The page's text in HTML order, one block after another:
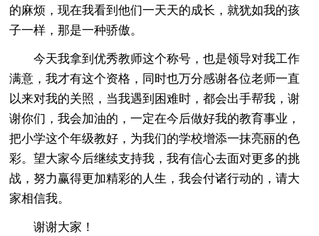
的麻烦，现在我看到他们一天天的成长，就犹如我的孩
子一样，那是一种骄傲。
今天我拿到优秀教师这个称号，也是领导对我工作
满意，我才有这个资格，同时也万分感谢各位老师一直
以来对我的关照，当我遇到困难时，都会出手帮我，谢
谢你们，我会加油的，一定在今后做好我的教育事业，
把小学这个年级教好，为我们的学校增添一抹亮丽的色
彩。望大家今后继续支持我，我有信心去面对更多的挑
战，努力赢得更加精彩的人生，我会付诸行动的，请大
家相信我。
谢谢大家！